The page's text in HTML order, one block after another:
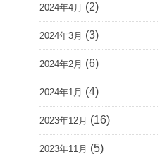
2024年4月 (2)
2024年3月 (3)
2024年2月 (6)
2024年1月 (4)
2023年12月 (16)
2023年11月 (5)